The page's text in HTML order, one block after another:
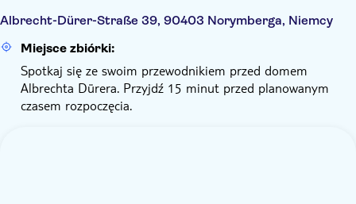
Albrecht-Dürer-Straße 39, 90403 Norymberga, Niemcy
Miejsce zbiórki:
Spotkaj się ze swoim przewodnikiem przed domem
Albrechta Dürera. Przyjdź 15 minut przed planowanym
czasem rozpoczęcia.